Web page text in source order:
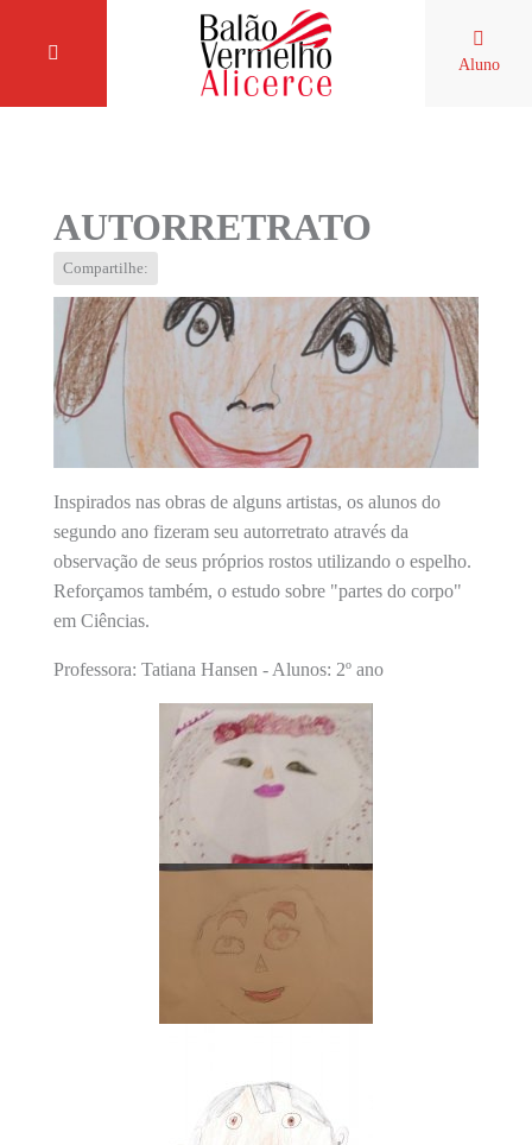
Aluno
AUTORRETRATO
Compartilhe:
Inspirados nas obras de alguns artistas, os alunos do
segundo ano fizeram seu autorretrato através da
observação de seus próprios rostos utilizando o espelho.
Reforçamos também, o estudo sobre "partes do corpo"
em Ciências.
Professora: Tatiana Hansen - Alunos: 2º ano